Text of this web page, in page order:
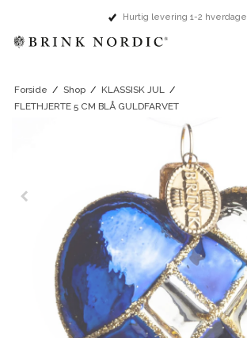
Hurtig levering 1-2 hverdage
Forside / Shop / KLASSISK JUL /
FLETHJERTE 5 CM BLÅ GULDFARVET